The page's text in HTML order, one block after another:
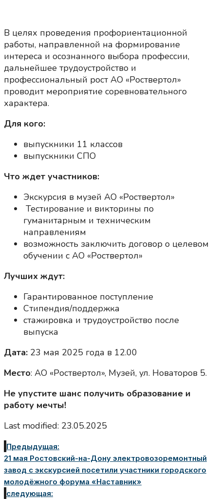
В целях проведения профориентационной
работы, направленной на формирование
интереса и осознанного выбора профессии,
дальнейшее трудоустройство и
профессиональный рост АО «Роствертол»
проводит мероприятие соревновательного
характера.
Для кого:
выпускники 11 классов
выпускники СПО
Что ждет участников:
Экскурсия в музей АО «Роствертол»
Тестирование и викторины по
гуманитарным и техническим
направлениям
возможность заключить договор о целевом
обучении с АО «Роствертол»
Лучших ждут:
Гарантированное поступление
Стипендия/поддержка
стажировка и трудоустройство после
выпуска
Дата: 23 мая 2025 года в 12.00
Место: АО «Роствертол», Музей, ул. Новаторов 5.
Не упустите шанс получить образование и
работу мечты!
Last modified: 23.05.2025
Предыдущая:
21 мая Ростовский-на-Дону электровозоремонтный
завод с экскурсией посетили участники городского
молодёжного форума «Наставник»
следующая: